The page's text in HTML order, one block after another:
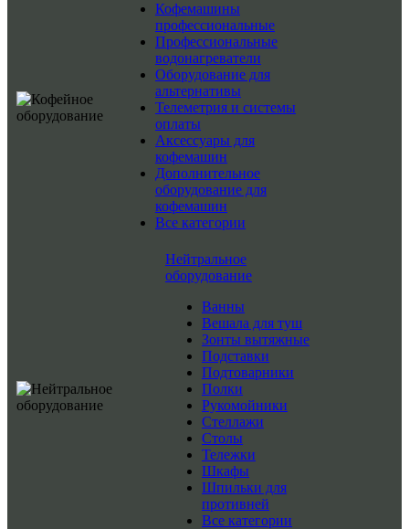
Кофемашины
профессиональные
Профессиональные
водонагреватели
Оборудование для
альтернативы
Телеметрия и системы
оплаты
Аксессуары для
кофемашин
Дополнительное
оборудование для
кофемашин
Все категории
Нейтральное
оборудование
Ванны
Вешала для туш
Зонты вытяжные
Подставки
Подтоварники
Полки
Рукомойники
Стеллажи
Столы
Тележки
Шкафы
Шпильки для
противней
Все категории